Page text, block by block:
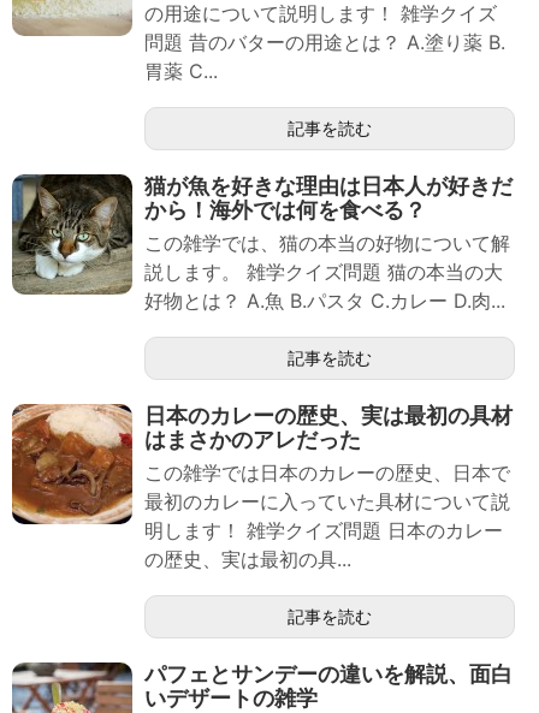
の用途について説明します！ 雑学クイズ
問題 昔のバターの用途とは？ A.塗り薬 B.
胃薬 C...
記事を読む
猫が魚を好きな理由は日本人が好きだ
から！海外では何を食べる？
この雑学では、猫の本当の好物について解
説します。 雑学クイズ問題 猫の本当の大
好物とは？ A.魚 B.パスタ C.カレー D.肉...
記事を読む
日本のカレーの歴史、実は最初の具材
はまさかのアレだった
この雑学では日本のカレーの歴史、日本で
最初のカレーに入っていた具材について説
明します！ 雑学クイズ問題 日本のカレー
の歴史、実は最初の具...
記事を読む
パフェとサンデーの違いを解説、面白
いデザートの雑学